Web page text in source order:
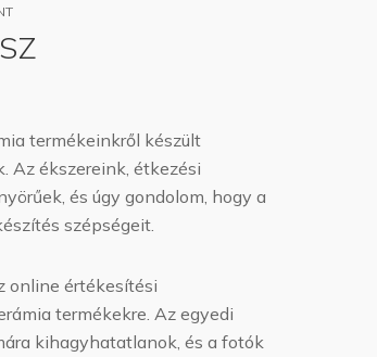
ON
HUSZ
termékeinkről készült
Az ékszereink, étkezési
és úgy gondolom, hogy a
szépségeit.
online értékesítési
termékekre. Az egyedi
kihagyhatatlanok, és a fotók